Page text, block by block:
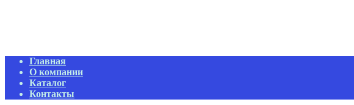
Primary
Navigation
Menu
Главная
О компании
Каталог
Контакты